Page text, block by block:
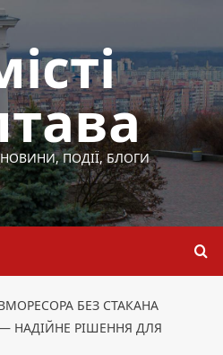
ПОДІЇ, БЛОГИ
БЕЗ СТАКАНА
— НАДІЙНЕ РІШЕННЯ ДЛЯ